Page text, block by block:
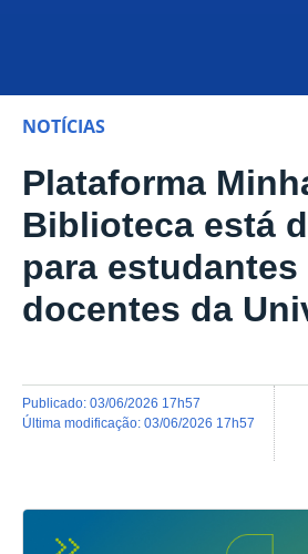
NOTÍCIAS
Plataforma
Biblioteca está
para estudantes
docentes da
publicado: 03/06/2026 17h57
última modificação: 03/06/2026 17h57